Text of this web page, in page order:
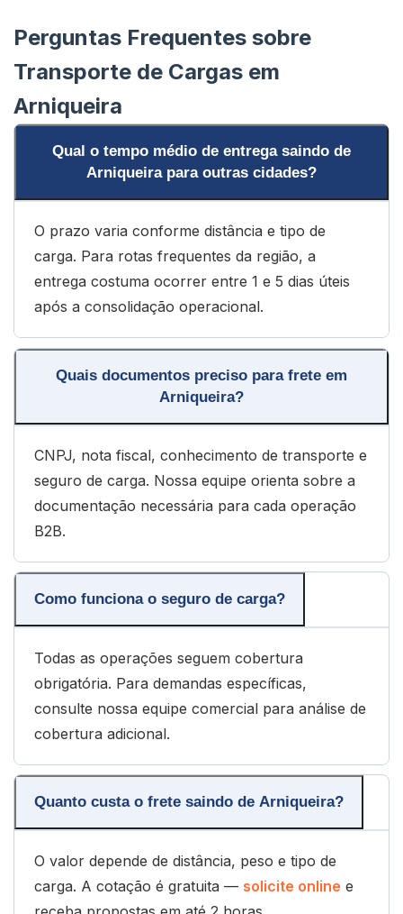
Perguntas Frequentes sobre
Transporte de Cargas em
Arniqueira
Qual o tempo médio de entrega saindo de
Arniqueira para outras cidades?
O prazo varia conforme distância e tipo de
carga. Para rotas frequentes da região, a
entrega costuma ocorrer entre 1 e 5 dias úteis
após a consolidação operacional.
Quais documentos preciso para frete em
Arniqueira?
CNPJ, nota fiscal, conhecimento de transporte e
seguro de carga. Nossa equipe orienta sobre a
documentação necessária para cada operação
B2B.
Como funciona o seguro de carga?
Todas as operações seguem cobertura
obrigatória. Para demandas específicas,
consulte nossa equipe comercial para análise de
cobertura adicional.
Quanto custa o frete saindo de Arniqueira?
O valor depende de distância, peso e tipo de
carga. A cotação é gratuita — solicite online e